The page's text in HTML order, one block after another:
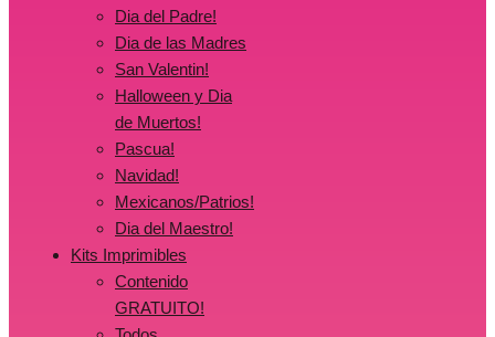
Dia del Padre!
Dia de las Madres
San Valentin!
Halloween y Dia
de Muertos!
Pascua!
Navidad!
Mexicanos/Patrios!
Dia del Maestro!
Kits Imprimibles
Contenido
GRATUITO!